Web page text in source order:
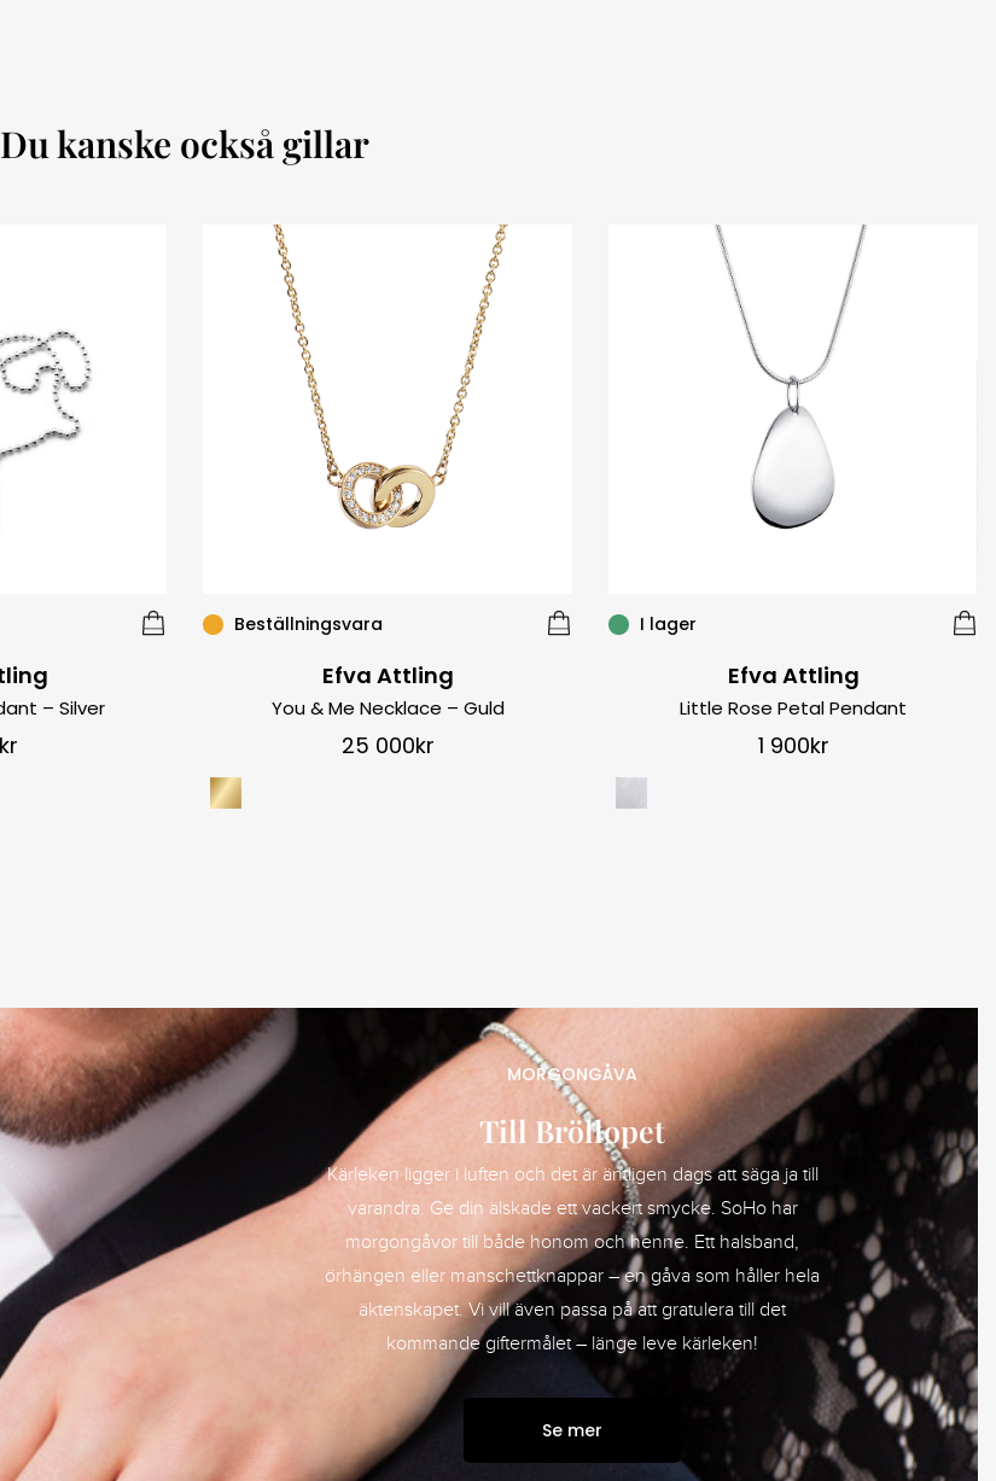
Du kanske också gillar
– Silver
kr
Beställningsvara
Efva Attling
You & Me Necklace – Guld
25 000kr
I lager
Efva Attling
Little Rose Petal Pendant
1 900kr
MORGONGÅVA
Till Bröllopet
Kärleken ligger i luften och det är äntligen dags att säga ja till
varandra. Ge din älskade ett vackert smycke. SoHo har
morgongåvor till både honom och henne. Ett halsband,
örhängen eller manschettknappar – en gåva som håller hela
äktenskapet. Vi vill även passa på att gratulera till det
kommande giftermålet – länge leve kärleken!
Se mer